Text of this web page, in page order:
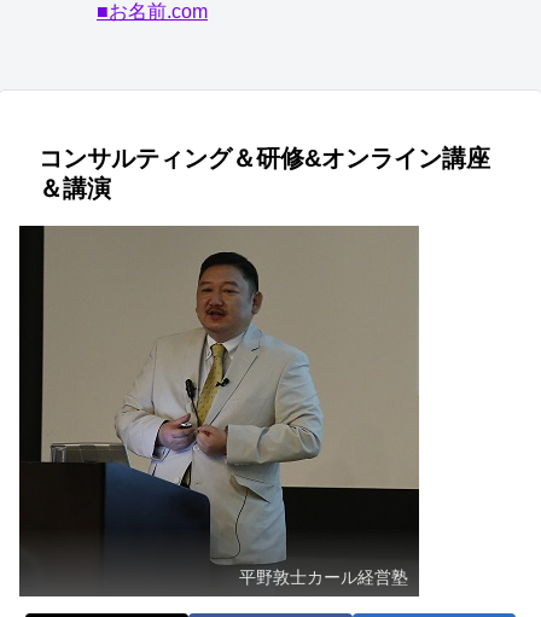
■お名前.com
コンサルティング＆研修&オンライン講座
＆講演
平野敦士カール経営塾